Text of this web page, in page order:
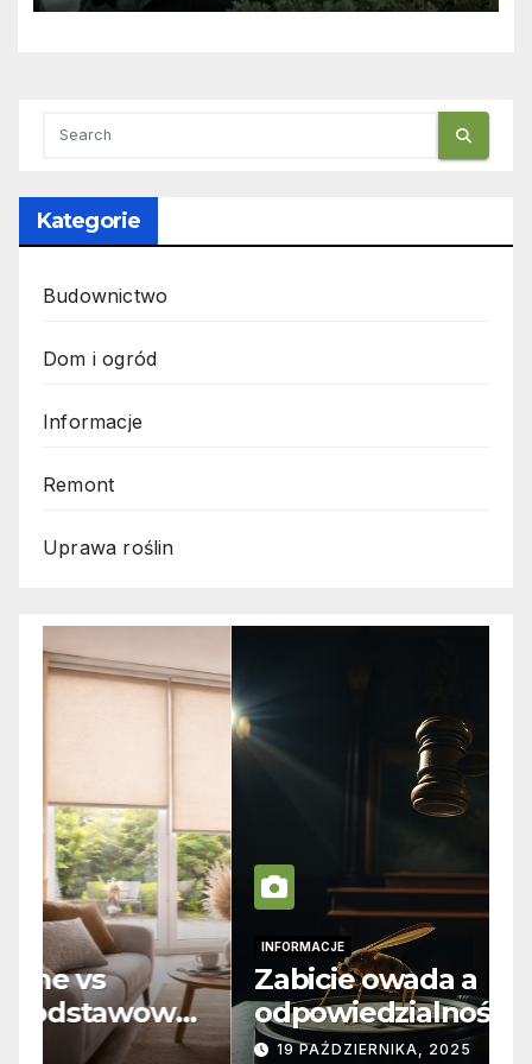
Kategorie
Budownictwo
Dom i ogród
Informacje
Remont
Uprawa roślin
INFORMACJE
Zabicie owada a
odpowiedzialność karna –
jak wygląda to w praktyce?
19 PAŹDZIERNIKA, 2025